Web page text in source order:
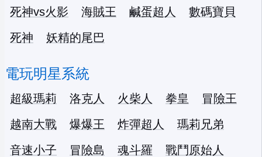
死神vs火影
海賊王 鹹蛋超人
數碼寶貝
死神
妖精的尾巴
電玩明星系統
超級瑪莉 洛克人 火柴人 拳皇
冒險王
越南大戰
爆爆王 炸彈超人
瑪莉兄弟
音速小子
冒險島 魂斗羅
戰鬥原始人